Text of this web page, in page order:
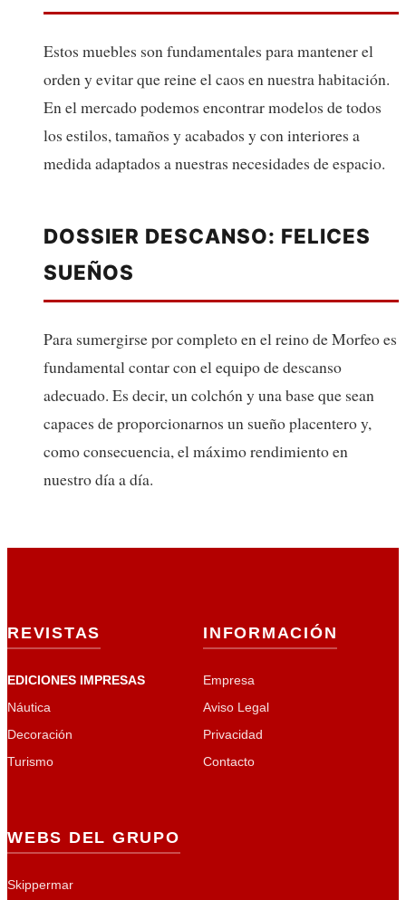
Estos muebles son fundamentales para mantener el
orden y evitar que reine el caos en nuestra habitación.
En el mercado podemos encontrar modelos de todos
los estilos, tamaños y acabados y con interiores a
medida adaptados a nuestras necesidades de espacio.
DOSSIER DESCANSO: FELICES
SUEÑOS
Para sumergirse por completo en el reino de Morfeo es
fundamental contar con el equipo de descanso
adecuado. Es decir, un colchón y una base que sean
capaces de proporcionarnos un sueño placentero y,
como consecuencia, el máximo rendimiento en
nuestro día a día.
REVISTAS
EDICIONES IMPRESAS
Náutica
Decoración
Turismo
INFORMACIÓN
Empresa
Aviso Legal
Privacidad
Contacto
WEBS DEL GRUPO
Skippermar